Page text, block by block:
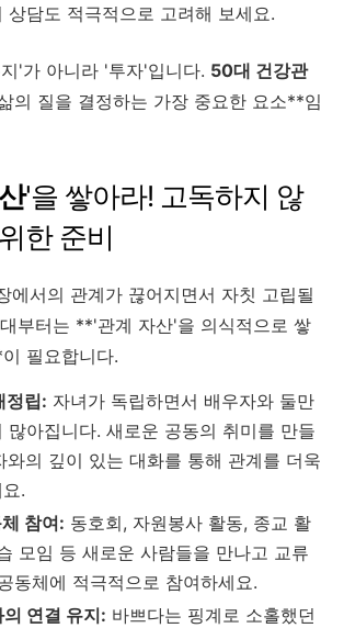
상담도 적극적으로 고려해 보세요.
'가 아니라 '투자'입니다. 50대 건강관
의 질을 결정하는 가장 중요한 요소**임
'을 쌓아라! 고독하지 않
한 준비
에서의 관계가 끊어지면서 자칫 고립될
부터는 **'관계 자산'을 의식적으로 쌓
필요합니다.
정립: 자녀가 독립하면서 배우자와 둘만
많아집니다. 새로운 공동의 취미를 만들
와의 깊이 있는 대화를 통해 관계를 더욱
.
참여: 동호회, 자원봉사 활동, 종교 활
모임 등 새로운 사람들을 만나고 교류
동체에 적극적으로 참여하세요.
연결 유지: 바쁘다는 핑계로 소홀했던